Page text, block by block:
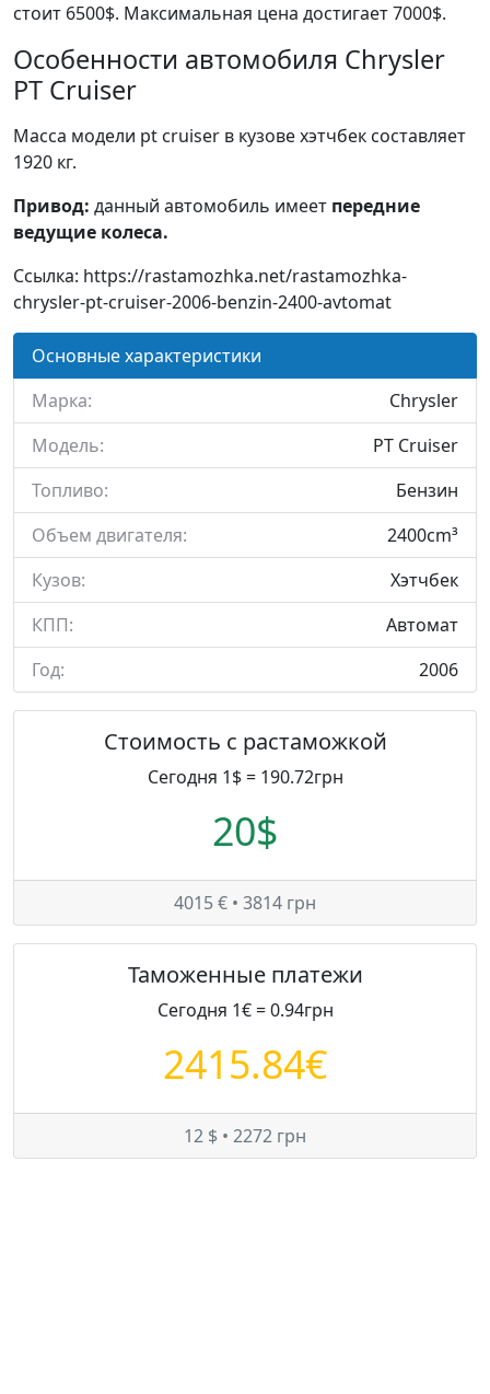
стоит 6500$. Максимальная цена достигает 7000$.
Особенности автомобиля Chrysler
PT Cruiser
Масса модели pt cruiser в кузове хэтчбек составляет
1920 кг.
Привод: данный автомобиль имеет передние
ведущие колеса.
Ссылка: https://rastamozhka.net/rastamozhka-
chrysler-pt-cruiser-2006-benzin-2400-avtomat
Основные характеристики
Марка:
Chrysler
Модель:
PT Cruiser
Топливо:
Бензин
Объем двигателя:
2400cm³
Кузов:
Хэтчбек
КПП:
Автомат
Год:
2006
Стоимость с растаможкой
Сегодня 1$ = 190.72грн
20$
4015 € • 3814 грн
Таможенные платежи
Сегодня 1€ = 0.94грн
2415.84€
12 $ • 2272 грн